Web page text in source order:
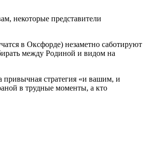
некоторые представители
в Оксфорде) незаметно саботируют
между Родиной и видом на
привычная стратегия «и вашим, и
в трудные моменты, а кто